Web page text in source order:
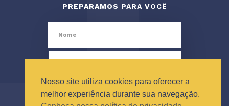
PREPARAMOS PARA VOCÊ
Nosso site utiliza cookies para oferecer a
melhor experiência durante sua navegação.